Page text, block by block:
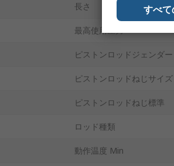
長さ
最高使用圧力
ピストンロッドジェンダー
ピストンロッドねじサイズ
ピストンロッドねじ標準
ロッド種類
動作温度 Min
すべ